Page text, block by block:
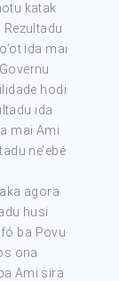
katak
ida mai
hodi
ida
mai Ami
ne’ebé
agora
husi
fó ba Povu
ona
Ami sira